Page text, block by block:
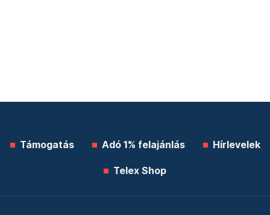
Támogatás Adó 1% felajánlás Hírlevelek
Telex Shop